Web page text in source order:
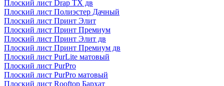
Плоский лист Drap ТХ дв
Плоский лист Полиэстер Дачный
Плоский лист Принт Элит
Плоский лист Принт Премиум
Плоский лист Принт Элит дв
Плоский лист Принт Премиум дв
Плоский лист PurLite матовый
Плоский лист PurPro
Плоский лист PurPro матовый
Плоский лист Rooftop Бархат